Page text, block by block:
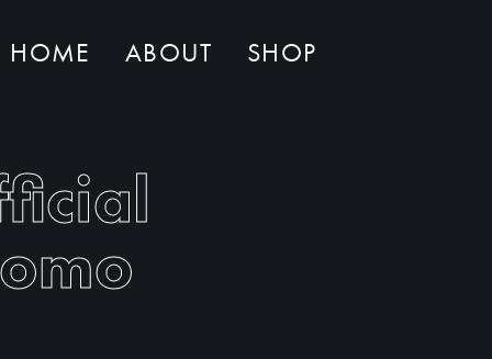
HOME ABOUT SHOP